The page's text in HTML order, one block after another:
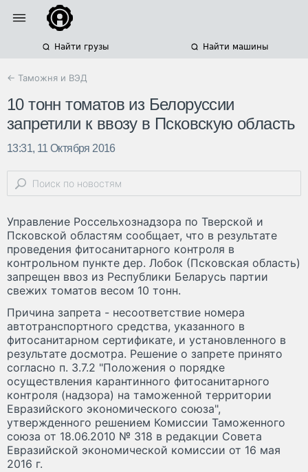
Найти грузы Найти машины
← Таможня и ВЭД
10 тонн томатов из Белоруссии
запретили к ввозу в Псковскую область
13:31, 11 Октября 2016
Управление Россельхознадзора по Тверской и
Псковской областям сообщает, что в результате
проведения фитосанитарного контроля в
контрольном пункте дер. Лобок (Псковская область)
запрещен ввоз из Республики Беларусь партии
свежих томатов весом 10 тонн.
Причина запрета - несоответствие номера
автотранспортного средства, указанного в
фитосанитарном сертификате, и установленного в
результате досмотра. Решение о запрете принято
согласно п. 3.7.2 "Положения о порядке
осуществления карантинного фитосанитарного
контроля (надзора) на таможенной территории
Евразийского экономического союза",
утвержденного решением Комиссии Таможенного
союза от 18.06.2010 № 318 в редакции Совета
Евразийской экономической комиссии от 16 мая
2016 г.